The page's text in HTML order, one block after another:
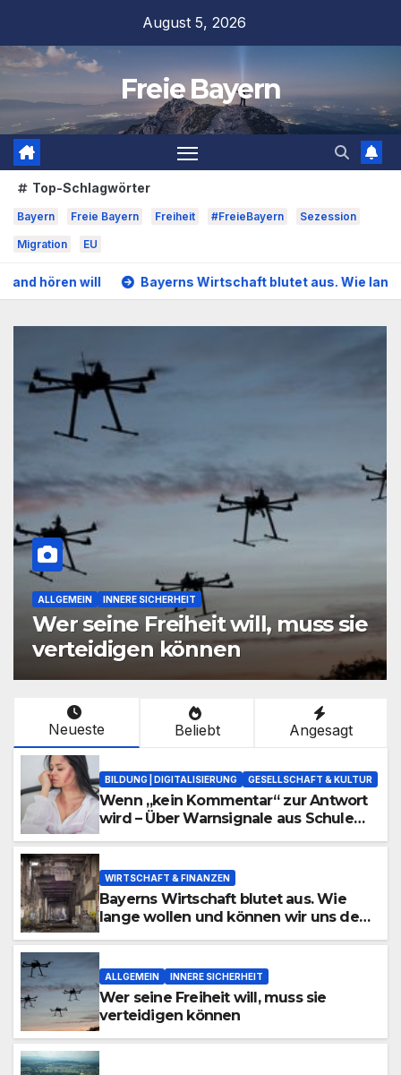
springen
August 5, 2026
Freie Bayern
Top-Schlagwörter
Bayern Freie Bayern Freiheit #FreieBayern Sezession
Migration EU
Wirtschaft blutet aus. Wie lange wollen und können
sie
STANDPUNKTE
Was Bayern unter Freiheit
versteht
Neueste Beliebt Angesagt
BILDUNG | DIGITALISIERUNG GESELLSCHAFT & KULTUR
Wenn „kein Kommentar“ zur Antwort
wird – Über Warnsignale aus Schulen,
WIRTSCHAFT & FINANZEN
Bayerns Wirtschaft blutet aus. Wie
lange wollen und können wir uns den
ALLGEMEIN INNERE SICHERHEIT
Wer seine Freiheit will, muss sie
verteidigen können